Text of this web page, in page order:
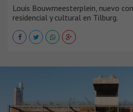
Louis Bouwmeesterplein, nuevo
residencial y cultural en Tilburg.